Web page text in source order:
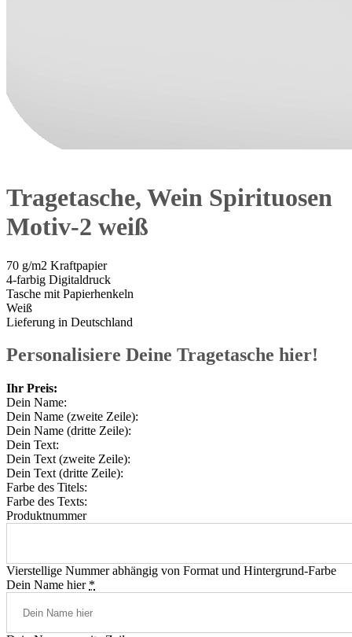
Tragetasche, Wein Spirituosen
Motiv-2 weiß
70 g/m2 Kraftpapier
4-farbig Digitaldruck
Tasche mit Papierhenkeln
Weiß
Lieferung in Deutschland
Personalisiere Deine Tragetasche hier!
Ihr Preis:
Dein Name:
Dein Name (zweite Zeile):
Dein Name (dritte Zeile):
Dein Text:
Dein Text (zweite Zeile):
Dein Text (dritte Zeile):
Farbe des Titels:
Farbe des Texts:
Produktnummer
Vierstellige Nummer abhängig von Format und Hintergrund-Farbe
Dein Name hier *